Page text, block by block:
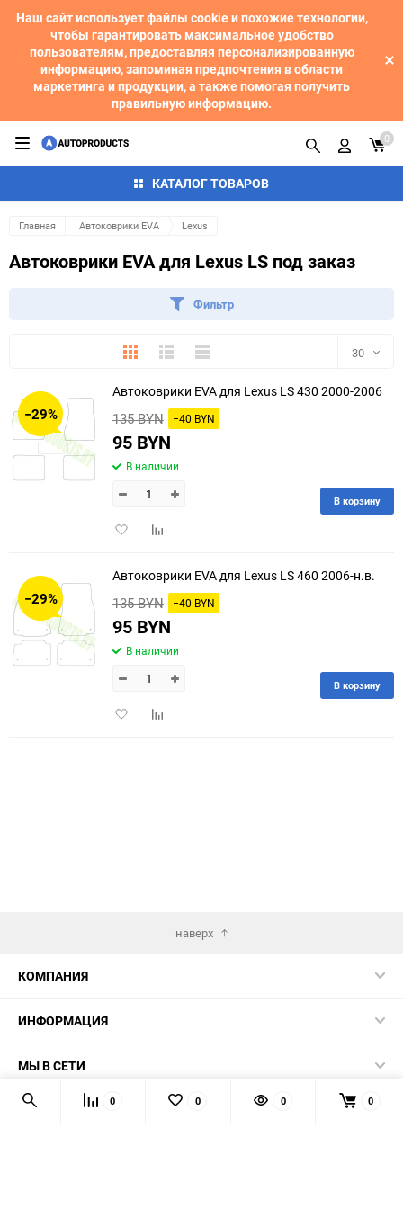
Наш сайт использует файлы cookie и похожие технологии,
чтобы гарантировать максимальное удобство
пользователям, предоставляя персонализированную
информацию, запоминая предпочтения в области
маркетинга и продукции, а также помогая получить
правильную информацию.
КАТАЛОГ ТОВАРОВ
0
Главная Автоковрики EVA Lexus
Автоковрики EVA для Lexus LS под заказ
Фильтр
ПлиткаПодробноКомпактно 30
30
150
−29%
Автоковрики EVA для Lexus LS 430 2000-2006
135 BYN −40 BYN
95 BYN
В наличии
ДобавитьДобавить
В корзину
−29%
Автоковрики EVA для Lexus LS 460 2006-н.в.
135 BYN −40 BYN
95 BYN
В наличии
ДобавитьДобавить
В корзину
наверх
КОМПАНИЯ
ИНФОРМАЦИЯ
МЫ В СЕТИ
КОНТАКТЫ
0 0 0 0